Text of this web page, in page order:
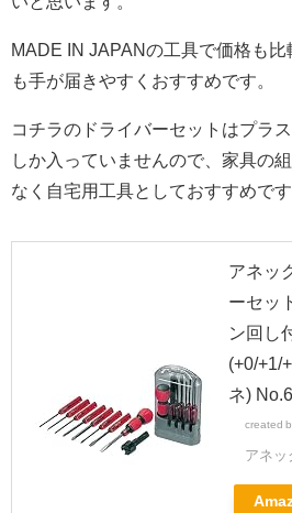
MADE IN JAPANの工具で価格も
も手が届きやすくおすすめです。
コチラのドライバーセットはプラ
しか入っていませんので、家具の
なく自宅用工具としておすすめです
アネッ
ーセッ
ン回し
(+0/+1/
ネ)
created
アネッ